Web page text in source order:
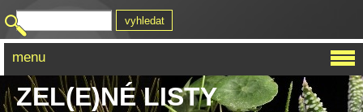
ZEL(E)NÉ LISTY
menu